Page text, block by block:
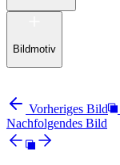
Bildmotiv
Vorheriges Bild
Nachfolgendes Bild